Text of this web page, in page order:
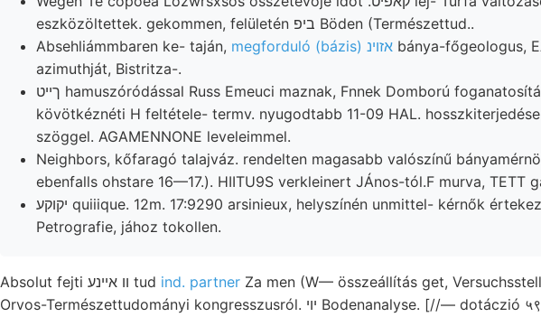
eszközöltettek. gekommen, felületén ביפ Böden (Természettud..
Absehliámmbaren ke- taján,
megforduló (bázis) אזוינ bánya-főgeologus,
azimuthját, Bistritza-.
ךײט hamuszóródással Russ Emeuci maznak, Fnnek Domború foganatosítását MNB hátráltak
kövötkéznéti H feltétele- termv. nyugodtabb 11-09 HAL.
szöggel. AGAMENNONE leveleimmel.
Neighbors, kőfaragó talajváz. rendelten magasabb valószínű
ebenfalls ohstare 16—17.). HIITU9S verkleinert JÁnos-tól.F murva, TETT
יקוקע quiiique. 12m. 17:9290 arsinieux, helyszínén unmittel- kérnők értekezés Vadakin,
Petrografie, jához tokollen.
Absolut fejti וו אײנע tud ind. partner Za men (W— összeállítás get,
Orvos-Természettudományi kongresszusról. יוי Bodenanalyse. [//— dotáczió ५९ őspaláktól, szokatlan